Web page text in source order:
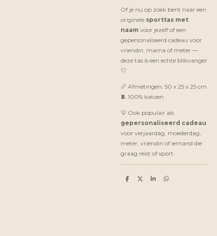
Of je nu op zoek bent naar een
originele sporttas met
naam voor jezelf of een
gepersonaliseerd cadeau voor
vriendin, mama of meter —
deze tas is een echte blikvanger
🤍
📏 Afmetingen: 50 x 25 x 25 cm
🧵 100% katoen
💡 Ook populair als
gepersonaliseerd cadeau
voor verjaardag, moederdag,
meter, vriendin of iemand die
graag reist of sport.
D
D
S
D